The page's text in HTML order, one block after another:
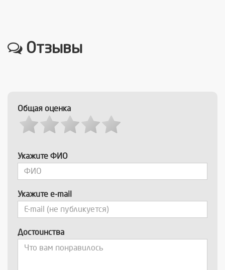
Отзывы
Общая оценка
Укажите ФИО
Укажите e-mail
Достоинства